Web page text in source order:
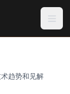
趋势和见解